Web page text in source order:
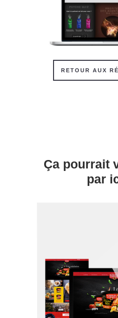
RETOUR AUX
Ça pourrait
par